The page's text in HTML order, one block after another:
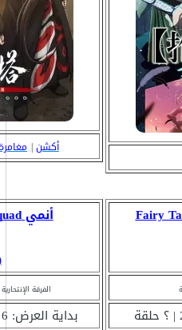
أكشن|
أنمي Isekai Suicide Squad
الفرقة
بداية العرض: 6 يوليو 2024 | 10 حلقة